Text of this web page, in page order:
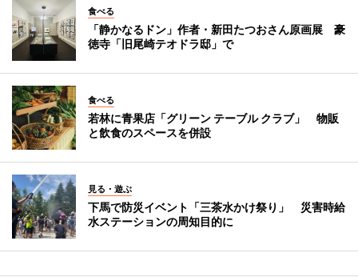
食べる
「静かなるドン」作者・新田たつおさん原画展 豪
徳寺「旧尾崎テオドラ邸」で
食べる
若林に青果店「グリーン テーブル クラブ」 物販
と飲食のスペースを併設
見る・遊ぶ
下馬で防災イベント「三茶水かけ祭り」 災害時給
水ステーションの周知目的に